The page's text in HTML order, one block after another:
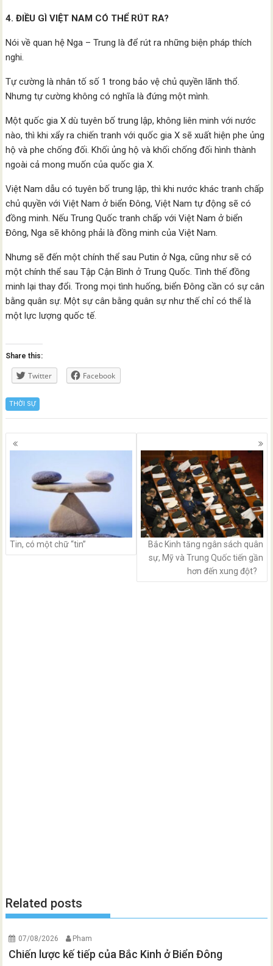
4. ĐIỀU GÌ VIỆT NAM CÓ THỂ RÚT RA?
Nói về quan hệ Nga – Trung là để rút ra những biện pháp thích
nghi.
Tự cường là nhân tố số 1 trong bảo vệ chủ quyền lãnh thổ.
Nhưng tự cường không có nghĩa là đứng một mình.
Một quốc gia X dù tuyên bố trung lập, không liên minh với nước
nào, thì khi xẩy ra chiến tranh với quốc gia X sẽ xuất hiện phe ủng
hộ và phe chống đối. Khối ủng hộ và khối chống đối hình thành
ngoài cả mong muốn của quốc gia X.
Việt Nam dẫu có tuyên bố trung lập, thì khi nước khác tranh chấp
chủ quyền với Việt Nam ở biển Đông, Việt Nam tự động sẽ có
đồng minh. Nếu Trung Quốc tranh chấp với Việt Nam ở biển
Đông, Nga sẽ không phải là đồng minh của Việt Nam.
Nhưng sẽ đến một chính thể sau Putin ở Nga, cũng như sẽ có
một chính thể sau Tập Cận Bình ở Trung Quốc. Tình thế đồng
minh lại thay đổi. Trong mọi tình huống, biển Đông cần có sự cân
bằng quân sự. Một sự cân bằng quân sự như thế chỉ có thể là
một lực lượng quốc tế.
Share this:
Twitter Facebook
THỜI SỰ
Posts
navigation
Tin, có một chữ “tin”
Bắc Kinh tăng ngân sách quân
sự, Mỹ và Trung Quốc tiến gần
hơn đến xung đột?
Related posts
07/08/2026 Pham
Chiến lược kế tiếp của Bắc Kinh ở Biển Đông